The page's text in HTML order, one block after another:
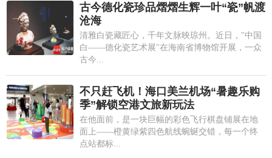
古今德化瓷珍品熠熠生辉一叶“瓷”帆渡
沧海
清雅白瓷藏匠心，千年文脉映琼州。近日，"中国
白——德化瓷艺术展"在海南省博物馆开展，一众
古今...
不只赶飞机！海口美兰机场“暑趣乐购
季”解锁空港文旅新玩法
在他面前，是一块巨幅的彩色飞行棋盘铺展在地
面上——橙黄绿紫四色航线蜿蜒交错，每一个终
点站都标...